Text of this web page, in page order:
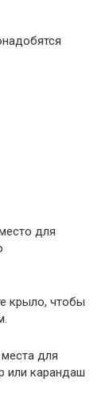
для
крыло, чтобы
для
или карандаш